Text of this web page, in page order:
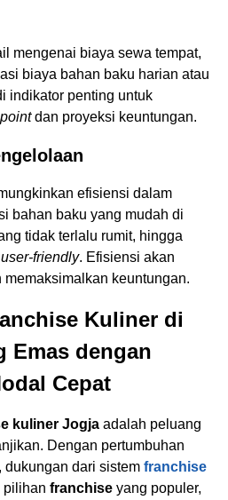
mengenai biaya sewa tempat,
biaya bahan baku harian atau
indikator penting untuk
dan proyeksi keuntungan.
efisiensi dalam
bahan baku yang mudah di
tidak terlalu rumit, hingga
user-friendly. Efisiensi akan
keuntungan.
Kuliner di
Emas dengan
Cepat
kuliner Jogja adalah peluang
Dengan pertumbuhan
dukungan dari sistem franchise
pilihan franchise yang populer,